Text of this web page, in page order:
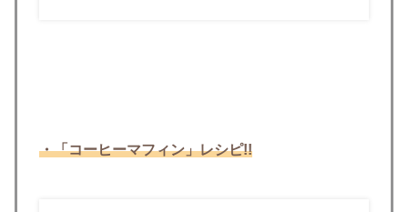
・「コーヒーマフィン」レシピ!!